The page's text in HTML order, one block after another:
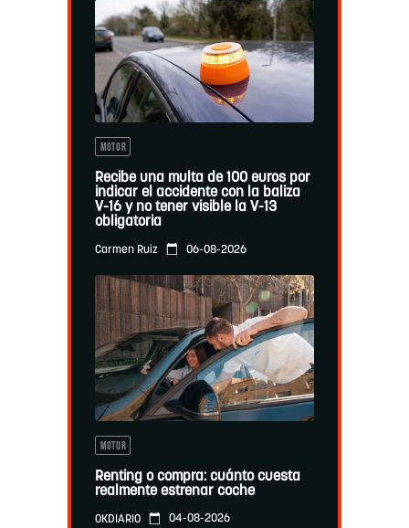
MOTOR
Recibe una multa de 100 euros por
indicar el accidente con la baliza
V-16 y no tener visible la V-13
obligatoria
Carmen Ruiz 06-08-2026
MOTOR
Renting o compra: cuánto cuesta
realmente estrenar coche
OKDIARIO 04-08-2026